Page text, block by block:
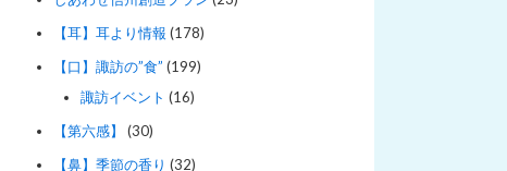
【耳】耳より情報 (178)
【口】諏訪の”食” (199)
諏訪イベント (16)
【第六感】
(30)
【鼻】季節の香り (32)